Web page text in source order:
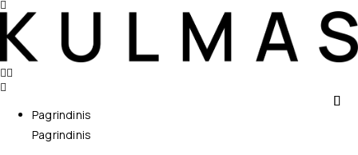
Pagrindinis
Pagrindinis